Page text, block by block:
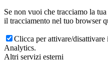
Se non vuoi che tracciamo la
il tracciamento nel tuo browser
Clicca per attivare/
Analytics.
Altri servizi esterni